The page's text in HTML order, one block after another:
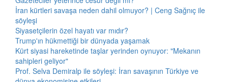
İran kürtleri savaşa neden dahil olmuyor? | Ceng Sağnıç ile
söyleşi
Siyasetçilerin özel hayatı var mıdır?
Trump'ın hükmettiği bir dünyada yaşamak
Kürt siyasi hareketinde taşlar yerinden oynuyor: "Mekanın
sahipleri geliyor"
Prof. Selva Demiralp ile söyleşi: İran savaşının Türkiye ve